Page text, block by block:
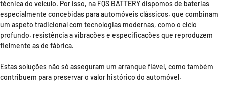
técnica do veículo. Por isso, na FQS BATTERY dispomos de baterias
especialmente concebidas para automóveis clássicos, que combinam
um aspeto tradicional com tecnologias modernas, como o ciclo
profundo, resistência a vibrações e especificações que reproduzem
fielmente as de fábrica.
Estas soluções não só asseguram um arranque fiável, como também
contribuem para preservar o valor histórico do automóvel.